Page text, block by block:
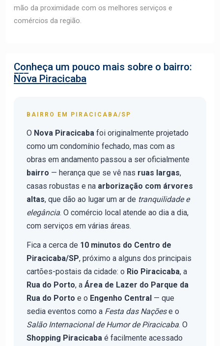
mão da proximidade com os melhores serviços e
comércios da região.
Conheça um pouco mais sobre o bairro:
Nova Piracicaba
BAIRRO EM PIRACICABA/SP
O Nova Piracicaba foi originalmente projetado
como um condomínio fechado, mas com as
obras em andamento passou a ser oficialmente
bairro — herança que se vê nas ruas largas,
casas robustas e na arborização com árvores
altas, que dão ao lugar um ar de tranquilidade e
elegância. O comércio local atende ao dia a dia,
com serviços em várias áreas.
Fica a cerca de 10 minutos do Centro de
Piracicaba/SP, próximo a alguns dos principais
cartões-postais da cidade: o Rio Piracicaba, a
Rua do Porto, a Área de Lazer do Parque da
Rua do Porto e o Engenho Central — que
sedia eventos como a Festa das Naçõese o
Salão Internacional de Humor de Piracicaba. O
Shopping Piracicaba é facilmente acessado